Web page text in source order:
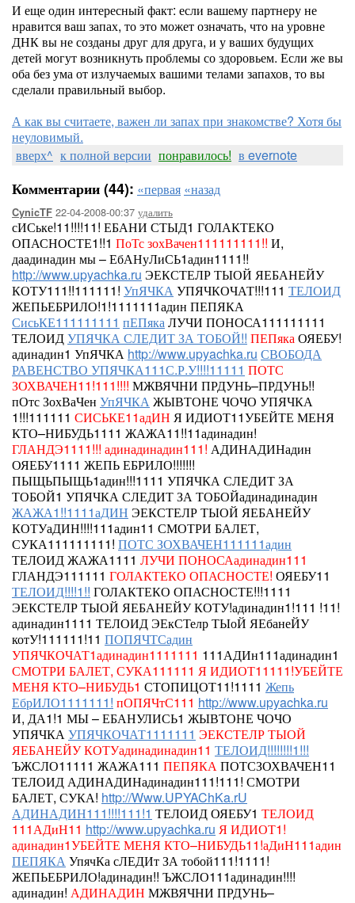
И еще один интересный факт: если вашему партнеру не
нравится ваш запах, то это может означать, что на уровне
ДНК вы не созданы друг для друга, и у ваших будущих
детей могут возникнуть проблемы со здоровьем. Если же вы
оба без ума от излучаемых вашими телами запахов, то вы
сделали правильный выбор.
А как вы считаете, важен ли запах при знакомстве? Хотя бы
неуловимый.
вверх^ к полной версии понравилось! в evernote
Комментарии (44): «первая «назад
CynicTF 22-04-2008-00:37 удалить
сИСьке!11!!!!11! ЕБАНИ СТЫД1 ГОЛАКТЕКО
ОПАСНОСТЕ1!!1 ПоТс зохВачен111111111!! И,
даадинадин мы – ЕбАНуЛиСЬ1адин1111!!
http://www.upyachka.ru ЭЕКСТЕЛР ТЫОЙ ЯЕБАНЕЙУ
КОТУ111!!111111! УпЯЧКАУПЯЧКОЧАТ!!!111 ТЕЛОИД
ЖЕПЬЕБРИЛО!1!1111111адин ПЕПЯКА
СисьКЕ111111111 пЕПякаЛУЧИ ПОНОСА111111111
ТЕЛОИДУПЯЧКА СЛЕДИТ ЗА ТОБОЙ!! ПЕПякаОЯЕБУ!
адинадин1 УпЯЧКА http://www.upyachka.ru СВОБОДА
РАВЕНСТВО УПЯЧКА111С.Р.У!!!!11111 ПОТС
ЗОХВАЧЕН11!111!!!! МЖВЯЧНИ ПРДУНЬ–ПРДУНЬ!!
пОтс ЗохВаЧен УпЯЧКАЖЫВТОНЕ ЧОЧО УПЯЧКА
1!!!111111 СИСЬКЕ11адИН Я ИДИОТ11УБЕЙТЕ МЕНЯ
КТО–НИБУДЬ1111 ЖАЖА11!!11адинадин!
ГЛАНДЭ1111!!! адинадинадин111! АДИНАДИНадин
ОЯЕБУ1111 ЖЕПЬ ЕБРИЛО!!!!!!!
ПЫЩЬПЫЩЬ1адин!!!1111 УПЯЧКА СЛЕДИТ ЗА
ТОБОЙ1 УПЯЧКА СЛЕДИТ ЗА ТОБОЙадинадинадин
ЖАЖА1!!1111аДИН ЭЕКСТЕЛР ТЫОЙ ЯЕБАНЕЙУ
КОТУаДИН!!!!111адин11 СМОТРИ БАЛЕТ,
СУКА111111111! ПОТС ЗОХВАЧЕН111111адин
ТЕЛОИДЖАЖА1111 ЛУЧИ ПОНОСАадинадин111
ГЛАНДЭ111111 ГОЛАКТЕКО ОПАСНОСТЕ! ОЯЕБУ11
ТЕЛОИД!!!!1!! ГОЛАКТЕКО ОПАСНОСТЕ!!!1111
ЭЕКСТЕЛР ТЫОЙ ЯЕБАНЕЙУ КОТУ!адинадин1!111 !11!
адинадин1111 ТЕЛОИДЭЕкСТелр ТЫоЙ ЯЕбанеЙУ
котУ!111111!11 ПОПЯЧТСадин
УПЯЧКОЧАТ1адинадин1111111 111АДИн111адинадин1
СМОТРИ БАЛЕТ, СУКА111111 Я ИДИОТ11111!УБЕЙТЕ
МЕНЯ КТО–НИБУДЬ1 СТОПИЦОТ11!1111 Жепь
ЕбрИЛО1111111! пОПЯЧтС111 http://www.upyachka.ru
И, ДА1!1 МЫ – ЕБАНУЛИСЬ1 ЖЫВТОНЕ ЧОЧО
УПЯЧКАУПЯЧКОЧАТ1111111 ЭЕКСТЕЛР ТЫОЙ
ЯЕБАНЕЙУ КОТУадинадинадин11 ТЕЛОИД!!!!!!!!1!!!
ЪЖСЛО11111 ЖАЖА111 ПЕПЯКАПОТСЗОХВАЧЕН11
ТЕЛОИД АДИНАДИНадинадин111!111! СМОТРИ
БАЛЕТ, СУКА! http://Www.UPYAChKa.rU
АДИНАДИН111!!!!111!1 ТЕЛОИДОЯЕБУ1 ТЕЛОИД
111АДиН11 http://www.upyachka.ru Я ИДИОТ1!
адинадин1УБЕЙТЕ МЕНЯ КТО–НИБУДЬ11!аДиН111адин
ПЕПЯКАУпячКа сЛЕДИт ЗА тобой111!1111!
ЖЕПЬЕБРИЛО!адинадин!! ЪЖСЛО111адинадин!!!!
адинадин! АДИНАДИН МЖВЯЧНИ ПРДУНЬ–